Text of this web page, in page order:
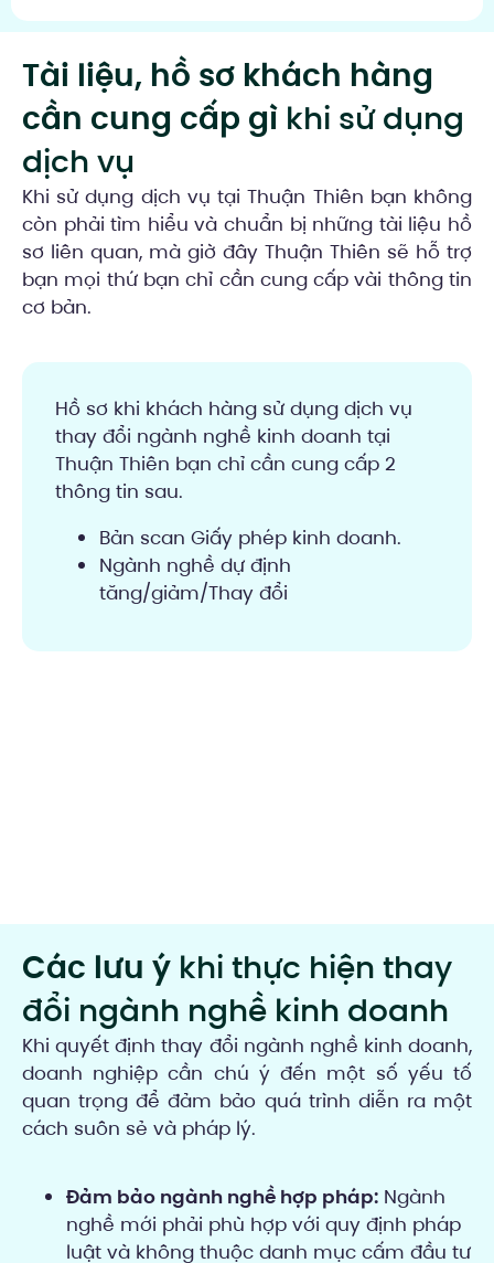
Tài liệu, hồ sơ khách hàng
cần cung cấp gì khi sử dụng
dịch vụ
Khi sử dụng dịch vụ tại Thuận Thiên bạn không
còn phải tìm hiểu và chuẩn bị những tài liệu hồ
sơ liên quan, mà giờ đây Thuận Thiên sẽ hỗ trợ
bạn mọi thứ bạn chỉ cần cung cấp vài thông tin
cơ bản.
Hồ sơ khi khách hàng sử dụng dịch vụ
thay đổi ngành nghề kinh doanh tại
Thuận Thiên bạn chỉ cần cung cấp 2
thông tin sau.
Bản scan Giấy phép kinh doanh.
Ngành nghề dự định
tăng/giảm/Thay đổi
Các lưu ý khi thực hiện thay
đổi ngành nghề kinh doanh
Khi quyết định thay đổi ngành nghề kinh doanh,
doanh nghiệp cần chú ý đến một số yếu tố
quan trọng để đảm bảo quá trình diễn ra một
cách suôn sẻ và pháp lý.
Đảm bảo ngành nghề hợp pháp: Ngành
nghề mới phải phù hợp với quy định pháp
luật và không thuộc danh mục cấm đầu tư